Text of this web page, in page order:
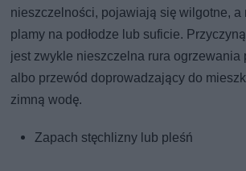
nieszczelności, pojawiają się wilgotne, a
plamy na podłodze lub suficie.
jest zwykle nieszczelna rura ogrzewania
albo przewód doprowadzający do
zimną wodę.
Zapach stęchlizny lub pleśń